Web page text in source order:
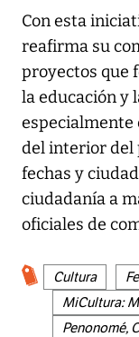
Con esta
reafirma su
proyectos que
la educación y
especialmente
del interior del
fechas y
ciudadanía a
oficiales de
Cultura
MiCultura:
Penonomé,